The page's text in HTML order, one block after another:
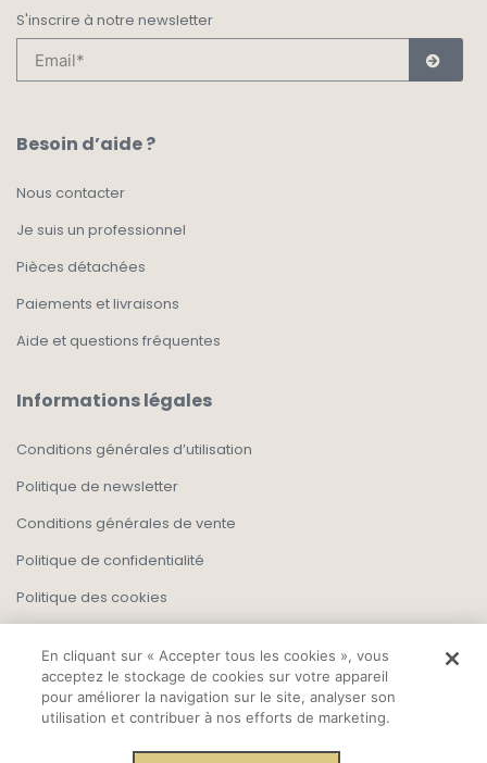
S'inscrire à notre newsletter
Besoin d’aide ?
Nous contacter
Je suis un professionnel
Pièces détachées
Paiements et livraisons
Aide et questions fréquentes
Informations légales
Conditions générales d’utilisation
Politique de newsletter
Conditions générales de vente
Politique de confidentialité
Politique des cookies
En cliquant sur « Accepter tous les cookies », vous
acceptez le stockage de cookies sur votre appareil
pour améliorer la navigation sur le site, analyser son
utilisation et contribuer à nos efforts de marketing.